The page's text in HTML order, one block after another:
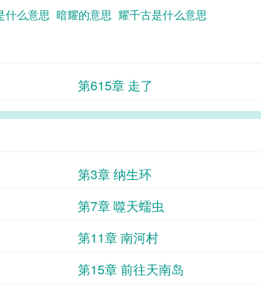
什么意思 暗耀的意思 耀千古是什么意思
第615章 走了
第3章 纳生环
第7章 噬天蠕虫
第11章 南河村
第15章 前往天南岛